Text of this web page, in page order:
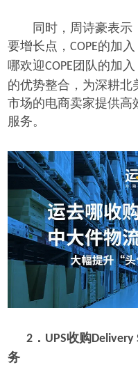
同时，周诗豪表示
要增长点，COPE的加
哪欢迎COPE 团队的加
的优势整合，为深耕
市场的电商卖家提供高
服务。
2． UPS收购
务